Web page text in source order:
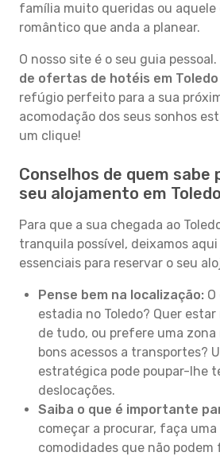
família muito queridas ou
romântico que anda a planear.
O nosso site é o seu guia
de ofertas de hotéis em Toledo
refúgio perfeito para a sua
acomodação dos seus sonhos
um clique!
Conselhos de quem sabe
seu alojamento em Toledo
Para que a sua chegada ao
tranquila possível, deixamos
essenciais para reservar o seu
Pense bem na localização:
estadia no Toledo? Quer
de tudo, ou prefere uma zona
bons acessos a transportes?
estratégica pode poupar-lhe
deslocações.
Saiba o que é importante
começar a procurar, faça
comodidades que não podem